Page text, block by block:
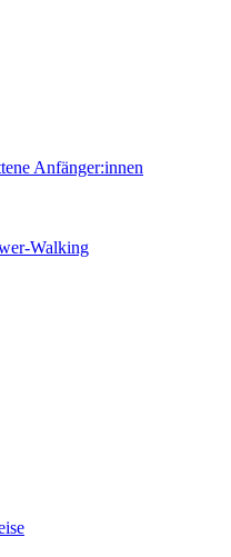
Anfänger:innen
Walking